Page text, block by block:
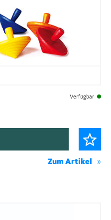
Verfügbar
Zum Artikel